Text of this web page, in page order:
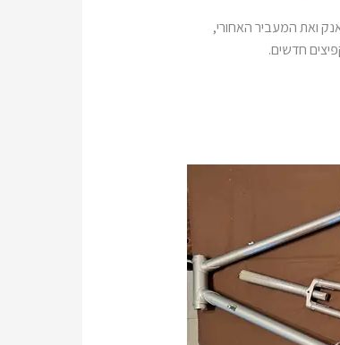
לבדוק כיצד לשפץ את הקראנק ואת המעביר האחורי,